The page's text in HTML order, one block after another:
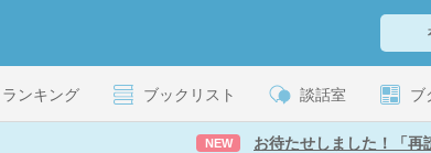
ランキング ブックリスト 談話室 ブ
NEW お待たせしました！「再